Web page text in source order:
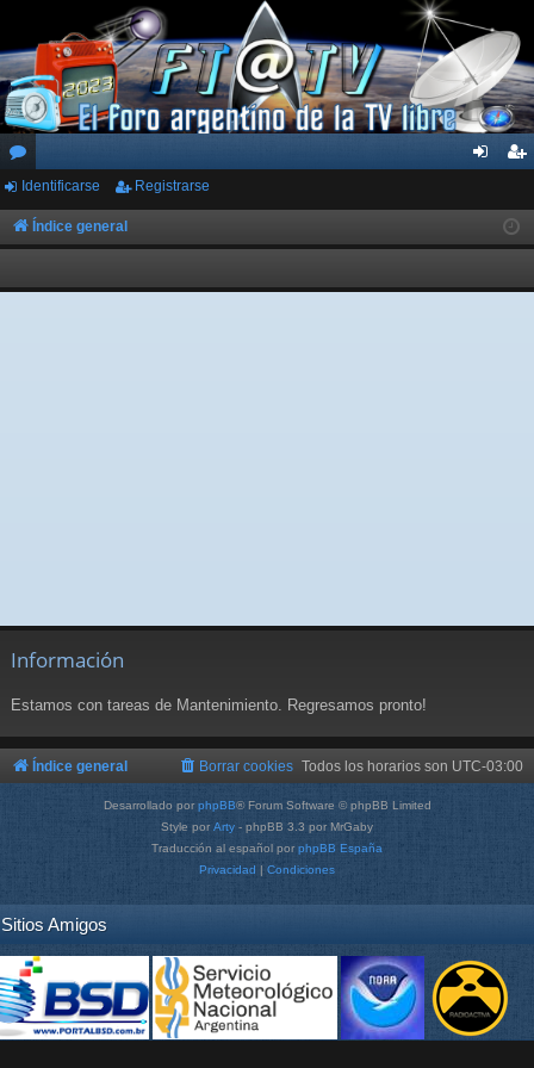
or
os
ar
ist
rs
Identificarse Registrarse
Índice general
Información
Estamos con tareas de Mantenimiento. Regresamos pronto!
Índice general Todos los horarios son UTC-03:00
Borrar cookies
Desarrollado por phpBB® Forum Software © phpBB Limited
Style por Arty - phpBB 3.3 por MrGaby
Traducción al español por phpBB España
Privacidad | Condiciones
Sitios Amigos